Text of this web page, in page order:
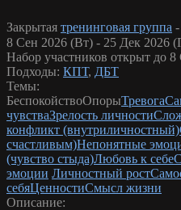
Закрытая тренинговая группа -
8 Сен 2026 (Вт) - 25 Дек 2026
Набор участников открыт до
Подходы: КПТ, ДБТ
Темы:
БеспокойствоОпорыТревога
чувстваЗрелость личности
конфликт (внутриличностный)
счастливым)Непонятные
(чувство стыда)Любовь к себе
эмоции Личностный рост
себяЦенностиСмысл жизни
Описание: